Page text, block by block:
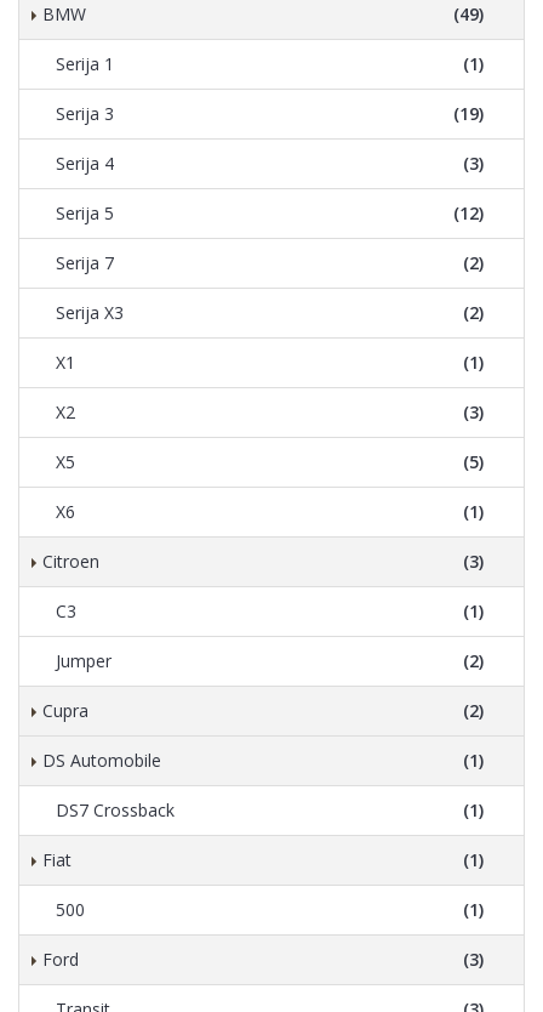
BMW (49)
Serija 1 (1)
Serija 3 (19)
Serija 4 (3)
Serija 5 (12)
Serija 7 (2)
Serija X3 (2)
X1 (1)
X2 (3)
X5 (5)
X6 (1)
Citroen (3)
C3 (1)
Jumper (2)
Cupra (2)
DS Automobile (1)
DS7 Crossback (1)
Fiat (1)
500 (1)
Ford (3)